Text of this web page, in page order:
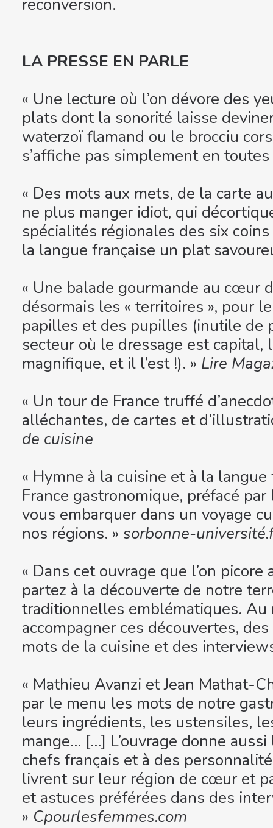
reconversion.
LA PRESSE EN PARLE
« Une lecture où l’on dévore des
plats dont la sonorité laisse
waterzoï flamand ou le brocciu
s’affiche pas simplement en
« Des mots aux mets, de la carte
ne plus manger idiot, qui
spécialités régionales des six
la langue française un plat
« Une balade gourmande au cœur
désormais les « territoires », pour
papilles et des pupilles (inutile de
secteur où le dressage est capital,
magnifique, et il l’est !). » Lire
« Un tour de France truffé
alléchantes, de cartes et
de cuisine
« Hymne à la cuisine et à la
France gastronomique, préfacé
vous embarquer dans un voyage
nos régions. » sorbonne-
« Dans cet ouvrage que l’on picore
partez à la découverte de notre
traditionnelles emblématiques. Au
accompagner ces découvertes,
mots de la cuisine et des
« Mathieu Avanzi et Jean Mathat-
par le menu les mots de notre
leurs ingrédients, les ustensiles,
mange… […] L’ouvrage donne
chefs français et à des
livrent sur leur région de cœur et
et astuces préférées dans des
» Cpourlesfemmes.com